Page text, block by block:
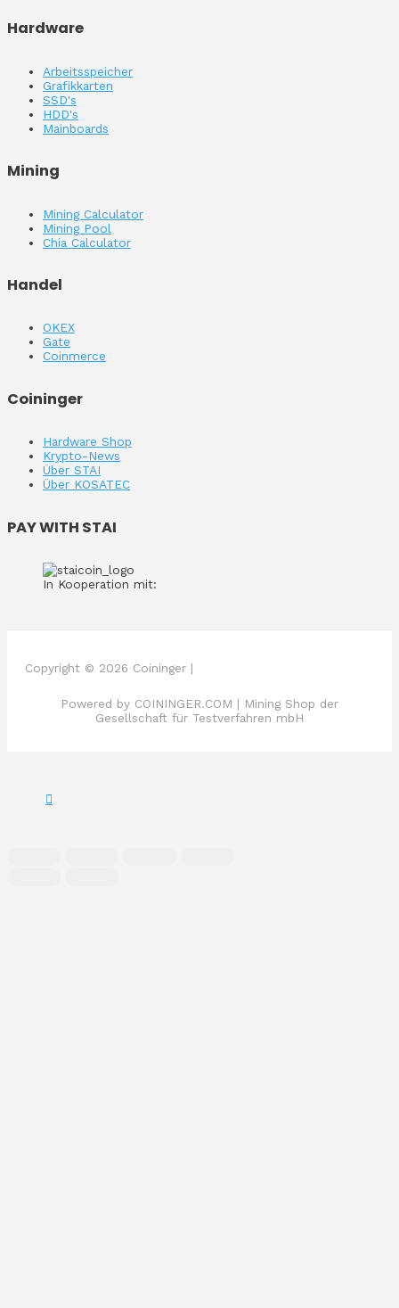
Hardware
Arbeitsspeicher
Grafikkarten
SSD's
HDD's
Mainboards
Mining
Mining Calculator
Mining Pool
Chia Calculator
Handel
OKEX
Gate
Coinmerce
Coininger
Hardware Shop
Krypto-News
Über STAI
Über KOSATEC
PAY WITH STAI
In Kooperation mit:
Copyright © 2026 Coininger |
Powered by COININGER.COM | Mining Shop der
Gesellschaft für Testverfahren mbH